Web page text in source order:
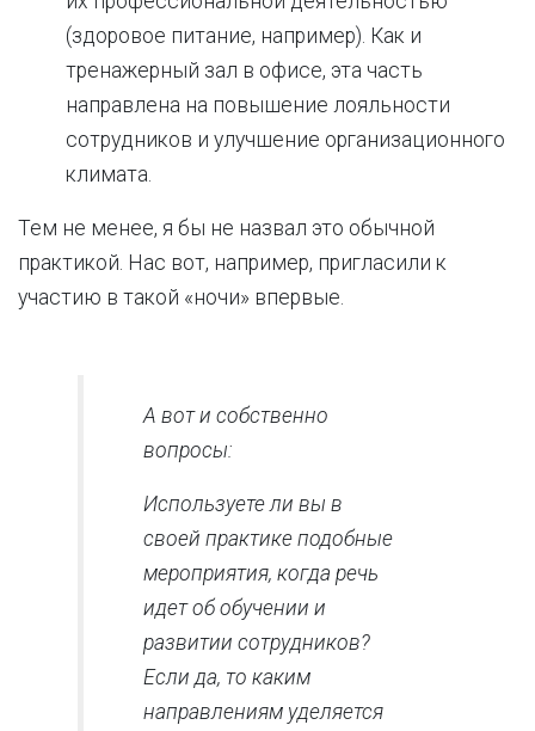
(здоровое питание, например). Как и
тренажерный зал в офисе, эта часть
направлена на повышение лояльности
сотрудников и улучшение организационного
климата.
Тем не менее, я бы не назвал это обычной
практикой. Нас вот, например, пригласили к
участию в такой «ночи» впервые.
А вот и собственно
вопросы:
Используете ли вы в
своей практике подобные
мероприятия, когда речь
идет об обучении и
развитии сотрудников?
Если да, то каким
направлениям уделяется